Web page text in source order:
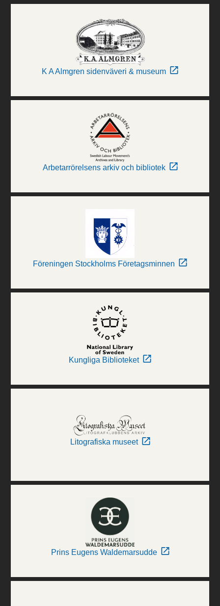
K A Almgren sidenväveri & museum
Arbetarrörelsens arkiv och bibliotek
Föreningen Stockholms Företagsminnen
Kungliga Biblioteket
Litografiska museet
Prins Eugens Waldemarsudde